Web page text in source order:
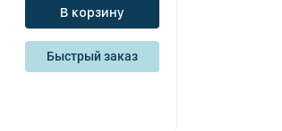
В корзину
Быстрый заказ